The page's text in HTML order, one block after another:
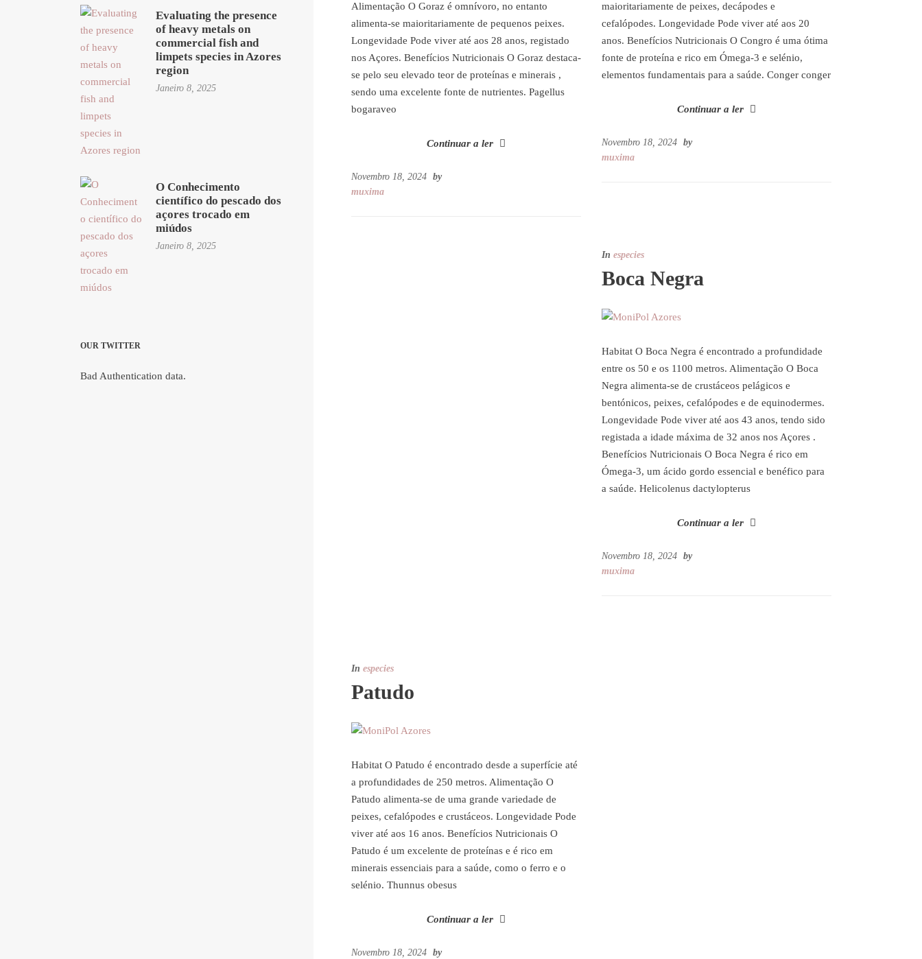
Alimentação O Goraz é omnívoro, no entanto
alimenta-se maioritariamente de pequenos peixes.
Longevidade Pode viver até aos 28 anos, registado
nos Açores. Benefícios Nutricionais O Goraz destaca-
se pelo seu elevado teor de proteínas e minerais ,
sendo uma excelente fonte de nutrientes. Pagellus
bogaraveo
Continuar a ler
Novembro 18, 2024 by
muxima
maioritariamente de peixes, decápodes e
cefalópodes. Longevidade Pode viver até aos 20
anos. Benefícios Nutricionais O Congro é uma ótima
fonte de proteína e rico em Ómega-3 e selénio,
elementos fundamentais para a saúde. Conger conger
Continuar a ler
Novembro 18, 2024 by
muxima
In especies
Boca Negra
Habitat O Boca Negra é encontrado a profundidade
entre os 50 e os 1100 metros. Alimentação O Boca
Negra alimenta-se de crustáceos pelágicos e
bentónicos, peixes, cefalópodes e de equinodermes.
Longevidade Pode viver até aos 43 anos, tendo sido
registada a idade máxima de 32 anos nos Açores .
Benefícios Nutricionais O Boca Negra é rico em
Ómega-3, um ácido gordo essencial e benéfico para
a saúde. Helicolenus dactylopterus
Continuar a ler
Novembro 18, 2024 by
muxima
In especies
Patudo
Habitat O Patudo é encontrado desde a superfície até
a profundidades de 250 metros. Alimentação O
Patudo alimenta-se de uma grande variedade de
peixes, cefalópodes e crustáceos. Longevidade Pode
viver até aos 16 anos. Benefícios Nutricionais O
Patudo é um excelente de proteínas e é rico em
minerais essenciais para a saúde, como o ferro e o
selénio. Thunnus obesus
Continuar a ler
Novembro 18, 2024 by
Evaluating the presence
of heavy metals on
commercial fish and
limpets species in Azores
region
Janeiro 8, 2025
O Conhecimento
científico do pescado dos
açores trocado em
miúdos
Janeiro 8, 2025
OUR TWITTER
Bad Authentication data.